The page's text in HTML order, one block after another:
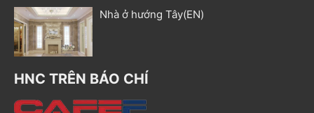
Nhà ở hướng Tây(EN)
HNC TRÊN BÁO CHÍ